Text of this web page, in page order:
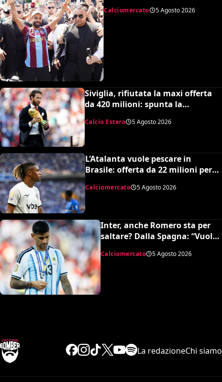
Calciomercato 5 Agosto 2026
Siviglia, rifiutata la maxi offerta
da 420 milioni: spunta la
spiazzante clausola “anti-Ramos”
Calcio Estero 5 Agosto 2026
L’Atalanta vuole pescare in
Brasile: offerta da 22 milioni per
Danilo, il Botafogo ne vuole 35
Calciomercato 5 Agosto 2026
Inter, anche Romero sta per
saltare? Dalla Spagna: “Vuole
Calciomercato 5 Agosto 2026
La redazioneChi siamo